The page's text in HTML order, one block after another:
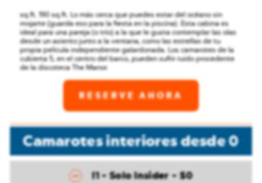
sq.ft. 190 sq.ft. Lo más cerca que puedes estar del océano sin
mojarte (guarda eso para la fiesta en la piscina). Esta cabina es
ideal para una pareja (o trío) a la que le gusta contemplar las olas
desde un asiento junto a la ventana, como las estrellas de tu
propia película independiente galardonada. Los camarotes de la
cubierta 5, en el centro del barco, pueden sufrir ruido procedente
de la discoteca The Manor.
RESERVE AHORA
Camarotes interioresdesde0
I1 - Solo Insider $0